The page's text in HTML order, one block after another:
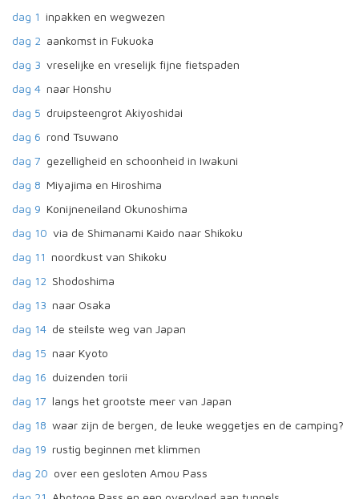
dag 1 inpakken en wegwezen
dag 2 aankomst in Fukuoka
dag 3 vreselijke en vreselijk fijne fietspaden
dag 4 naar Honshu
dag 5 druipsteengrot Akiyoshidai
dag 6 rond Tsuwano
dag 7 gezelligheid en schoonheid in Iwakuni
dag 8 Miyajima en Hiroshima
dag 9 Konijneneiland Okunoshima
dag 10 via de Shimanami Kaido naar Shikoku
dag 11 noordkust van Shikoku
dag 12 Shodoshima
dag 13 naar Osaka
dag 14 de steilste weg van Japan
dag 15 naar Kyoto
dag 16 duizenden torii
dag 17 langs het grootste meer van Japan
dag 18 waar zijn de bergen, de leuke weggetjes en de camping?
dag 19 rustig beginnen met klimmen
dag 20 over een gesloten Amou Pass